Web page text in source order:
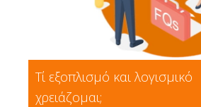
Τί εξοπλισμό και λογισμικό
χρειάζομαι;